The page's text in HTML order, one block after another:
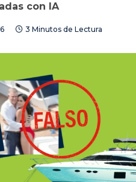
con IA
3 Minutos de Lectura